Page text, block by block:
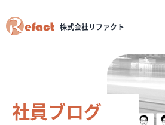
株式会社リファクト
社員ブログ